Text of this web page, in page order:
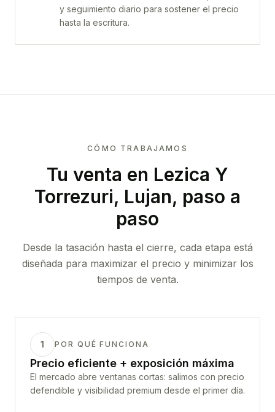
y seguimiento diario para sostener el precio
hasta la escritura.
CÓMO TRABAJAMOS
Tu venta en Lezica Y
Torrezuri, Lujan, paso a
paso
Desde la tasación hasta el cierre, cada etapa está
diseñada para maximizar el precio y minimizar los
tiempos de venta.
1 POR QUÉ FUNCIONA
Precio eficiente + exposición máxima
El mercado abre ventanas cortas: salimos con precio
defendible y visibilidad premium desde el primer día.